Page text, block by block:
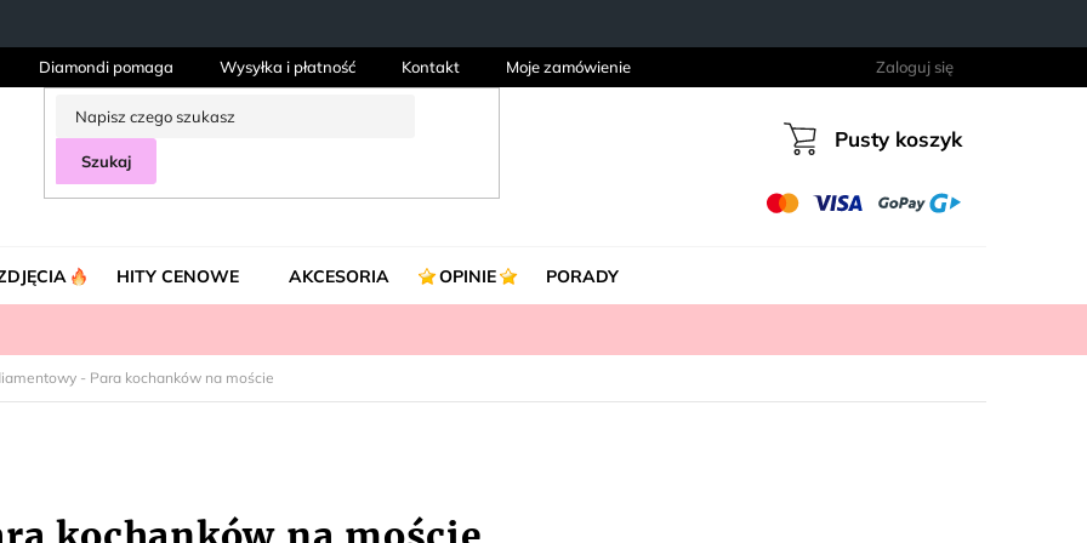
Diamondi pomaga Wysyłka i płatność Kontakt Moje zamówienie Zaloguj się
Szukaj Koszyk
Pusty koszyk
HITY CENOWE AKCESORIA OPINIE PORADY
- Para kochanków na moście